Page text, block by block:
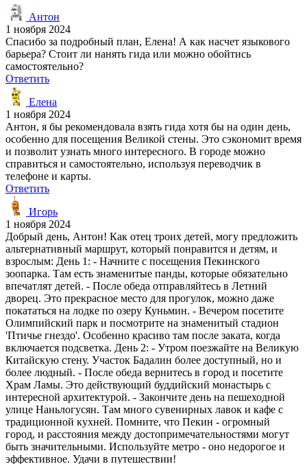
Антон
1 ноября 2024
Спасибо за подробный план, Елена! А как насчет языкового
барьера? Стоит ли нанять гида или можно обойтись
самостоятельно?
Ответить
Елена
1 ноября 2024
Антон, я бы рекомендовала взять гида хотя бы на один день,
особенно для посещения Великой стены. Это сэкономит время
и позволит узнать много интересного. В городе можно
справиться и самостоятельно, используя переводчик в
телефоне и карты.
Ответить
Игорь
1 ноября 2024
Добрый день, Антон! Как отец троих детей, могу предложить
альтернативный маршрут, который понравится и детям, и
взрослым: День 1: - Начните с посещения Пекинского
зоопарка. Там есть знаменитые панды, которые обязательно
впечатлят детей. - После обеда отправляйтесь в Летний
дворец. Это прекрасное место для прогулок, можно даже
покататься на лодке по озеру Куньмин. - Вечером посетите
Олимпийский парк и посмотрите на знаменитый стадион
'Птичье гнездо'. Особенно красиво там после заката, когда
включается подсветка. День 2: - Утром поезжайте на Великую
Китайскую стену. Участок Бадалин более доступный, но и
более людный. - После обеда вернитесь в город и посетите
Храм Ламы. Это действующий буддийский монастырь с
интересной архитектурой. - Закончите день на пешеходной
улице Наньлогусян. Там много сувенирных лавок и кафе с
традиционной кухней. Помните, что Пекин - огромный
город, и расстояния между достопримечательностями могут
быть значительными. Используйте метро - оно недорогое и
эффективное. Удачи в путешествии!